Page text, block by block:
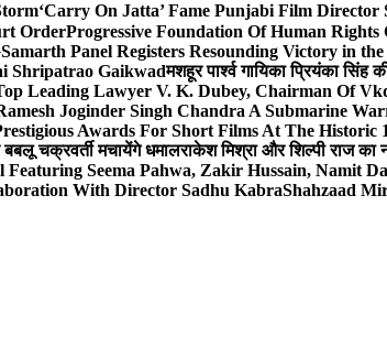
‘Carry On Jatta’ Fame Punjabi Film
OrderProgressive Foundation Of Human
Samarth Panel Registers Resounding Victory in
Shripatrao Gaikwadमशहूर पार्श्व गायिका प्रियंका
Leading Lawyer V. K. Dubey, Chairman Of
Joginder Singh Chandra A Submarine
Awards For Short Films At The
चक्रवर्ती मचायेंगे धमालराकेश मिश्रा और शिल्पी राज का
Seema Pahwa, Zakir Hussain, Namit
With Director Sadhu KabraShahzaad